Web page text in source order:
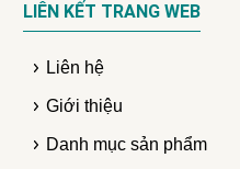
LIÊN KẾT TRANG WEB
Liên hệ
Giới thiệu
Danh mục sản phẩm